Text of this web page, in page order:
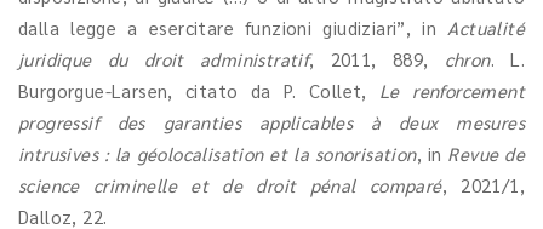
dalla legge a esercitare funzioni giudiziari”, in Actualité
juridique du droit administratif, 2011, 889, chron. L.
Burgorgue-Larsen, citato da P. Collet, Le renforcement
progressif des garanties applicables à deux mesures
intrusives : la géolocalisation et la sonorisation, in Revue de
science criminelle et de droit pénal comparé, 2021/1,
Dalloz, 22.